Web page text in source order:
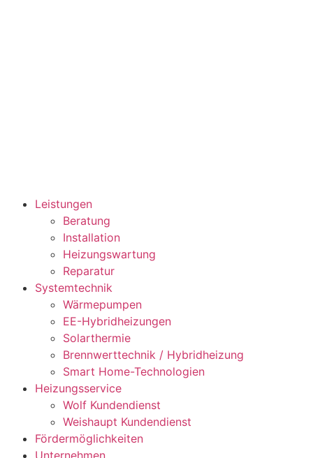
Leistungen
Beratung
Installation
Heizungswartung
Reparatur
Systemtechnik
Wärmepumpen
EE-Hybridheizungen
Solarthermie
Brennwerttechnik / Hybridheizung
Smart Home-Technologien
Heizungsservice
Wolf Kundendienst
Weishaupt Kundendienst
Fördermöglichkeiten